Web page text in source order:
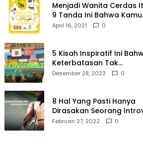
Menjadi Wanita Cerdas
9 Tanda Ini Bahwa Kamu
Memang Wanita Cerdas
April 16, 2021 0
5 Kisah Inspiratif Ini
Keterbatasan Tak
Menghalangi Segalanya
Desember 28, 2022 0
8 Hal Yang Pasti Hanya
Dirasakan Seorang
Februari 27, 2022 0